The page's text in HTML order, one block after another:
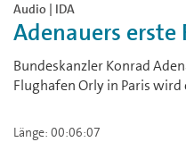
Audio | IDA
Adenauers erste
Bundeskanzler Konrad
Flughafen Orly in Paris
Länge: 00:06:07